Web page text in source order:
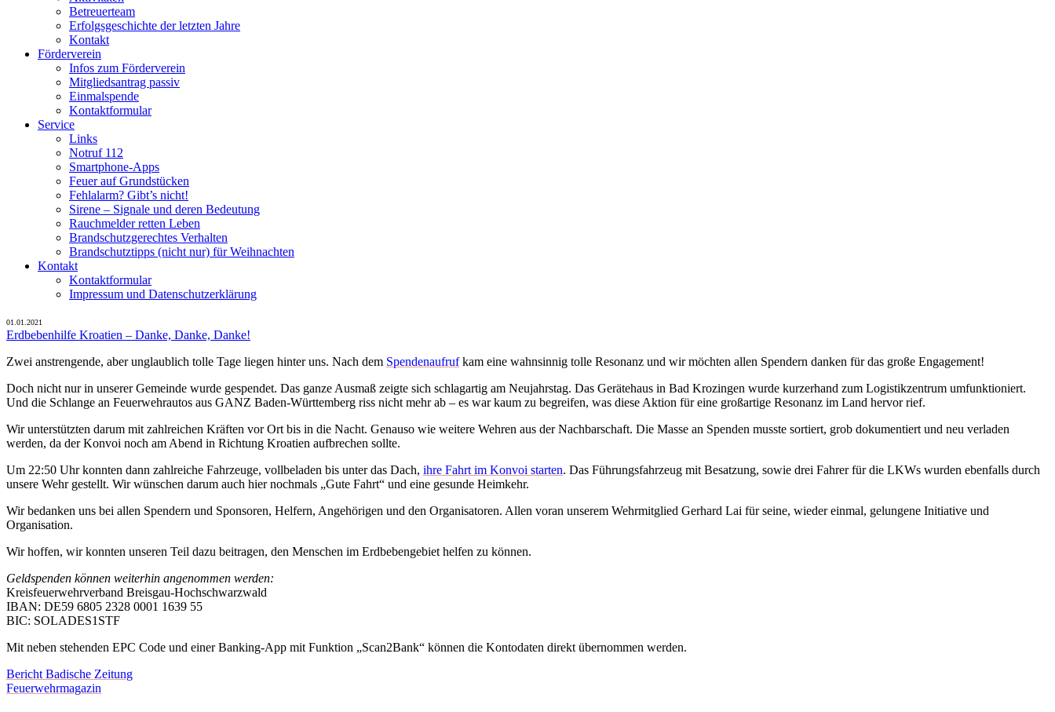
Betreuerteam
Erfolgsgeschichte der letzten Jahre
Kontakt
Förderverein
Infos zum Förderverein
Mitgliedsantrag passiv
Einmalspende
Kontaktformular
Service
Links
Notruf 112
Smartphone-Apps
Feuer auf Grundstücken
Fehlalarm? Gibt’s nicht!
Sirene – Signale und deren Bedeutung
Rauchmelder retten Leben
Brandschutzgerechtes Verhalten
Brandschutztipps (nicht nur) für Weihnachten
Kontakt
Kontaktformular
Impressum und Datenschutzerklärung
01.01.2021
Erdbebenhilfe Kroatien – Danke, Danke, Danke!
Zwei anstrengende, aber unglaublich tolle Tage liegen hinter uns. Nach dem Spendenaufrufkam eine wahnsinnig tolle Resonanz und wir möchten allen Spendern danken für das große Engagement!
Doch nicht nur in unserer Gemeinde wurde gespendet. Das ganze Ausmaß zeigte sich schlagartig am Neujahrstag. Das Gerätehaus in Bad Krozingen wurde kurzerhand zum Logistikzentrum umfunktioniert.
Und die Schlange an Feuerwehrautos aus GANZ Baden-Württemberg riss nicht mehr ab – es war kaum zu begreifen, was diese Aktion für eine großartige Resonanz im Land hervor rief.
Wir unterstützten darum mit zahlreichen Kräften vor Ort bis in die Nacht. Genauso wie weitere Wehren aus der Nachbarschaft. Die Masse an Spenden musste sortiert, grob dokumentiert und neu verladen
werden, da der Konvoi noch am Abend in Richtung Kroatien aufbrechen sollte.
Um 22:50 Uhr konnten dann zahlreiche Fahrzeuge, vollbeladen bis unter das Dach, ihre Fahrt im Konvoi starten. Das Führungsfahrzeug mit Besatzung, sowie drei Fahrer für die LKWs wurden ebenfalls durch
unsere Wehr gestellt. Wir wünschen darum auch hier nochmals „Gute Fahrt“ und eine gesunde Heimkehr.
Wir bedanken uns bei allen Spendern und Sponsoren, Helfern, Angehörigen und den Organisatoren. Allen voran unserem Wehrmitglied Gerhard Lai für seine, wieder einmal, gelungene Initiative und
Organisation.
Wir hoffen, wir konnten unseren Teil dazu beitragen, den Menschen im Erdbebengebiet helfen zu können.
Geldspenden können weiterhin angenommen werden:
Kreisfeuerwehrverband Breisgau-Hochschwarzwald
IBAN: DE59 6805 2328 0001 1639 55
BIC: SOLADES1STF
Mit neben stehenden EPC Code und einer Banking-App mit Funktion „Scan2Bank“ können die Kontodaten direkt übernommen werden.
Bericht Badische Zeitung
Feuerwehrmagazin